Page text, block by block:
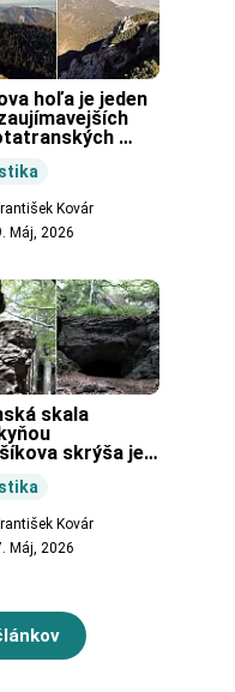
hoľa je jeden
Kovár
Máj, 2026
skala
skrýša je
Kovár
Máj, 2026